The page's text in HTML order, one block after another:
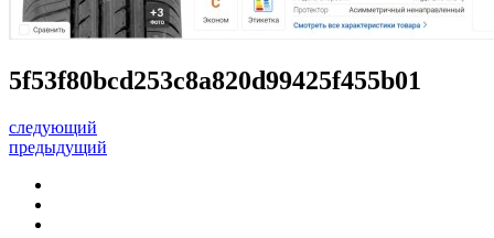
5f53f80bcd253c8a820d99425f455b01
следующий
предыдущий